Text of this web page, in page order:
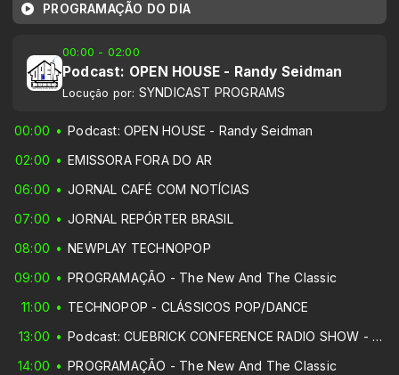
PROGRAMAÇÃO DO DIA
00:00 - 02:00
Podcast: OPEN HOUSE - Randy Seidman
Locução por: SYNDICAST PROGRAMS
00:00
Podcast: OPEN HOUSE - Randy Seidman
02:00
EMISSORA FORA DO AR
06:00
JORNAL CAFÉ COM NOTÍCIAS
07:00
JORNAL REPÓRTER BRASIL
08:00
NEWPLAY TECHNOPOP
09:00
PROGRAMAÇÃO - The New And The Classic
11:00
TECHNOPOP - CLÁSSICOS POP/DANCE
13:00
Podcast: CUEBRICK CONFERENCE RADIO SHOW - Cuebrick
14:00
PROGRAMAÇÃO - The New And The Classic